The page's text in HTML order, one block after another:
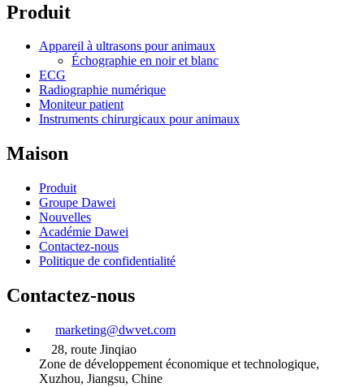
Produit
Appareil à ultrasons pour animaux
Échographie en noir et blanc
ECG
Radiographie numérique
Moniteur patient
Instruments chirurgicaux pour animaux
Maison
Produit
Groupe Dawei
Nouvelles
Académie Dawei
Contactez-nous
Politique de confidentialité
Contactez-nous
marketing@dwvet.com
28, route Jinqiao
Zone de développement économique et technologique,
Xuzhou, Jiangsu, Chine